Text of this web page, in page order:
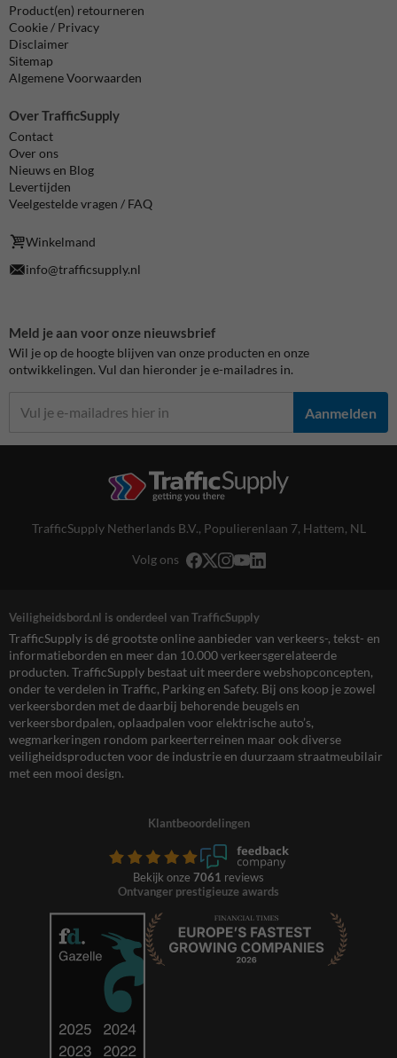
Product(en) retourneren
Cookie / Privacy
Disclaimer
Sitemap
Algemene Voorwaarden
Over TrafficSupply
Contact
Over ons
Nieuws en Blog
Levertijden
Veelgestelde vragen / FAQ
Winkelmand
info@trafficsupply.nl
Meld je aan voor onze nieuwsbrief
Wil je op de hoogte blijven van onze producten en onze
ontwikkelingen. Vul dan hieronder je e-mailadres in.
Aanmelden
TrafficSupply Netherlands B.V., Populierenlaan 7, Hattem, NL
Volg ons
Veiligheidsbord.nl is onderdeel van TrafficSupply
TrafficSupply is dé grootste online aanbieder van verkeers-, tekst- en
informatieborden en meer dan 10.000 verkeersgerelateerde
producten. TrafficSupply bestaat uit meerdere webshopconcepten,
onder te verdelen in Traffic, Parking en Safety. Bij ons koop je zowel
verkeersborden met de daarbij behorende beugels en
verkeersbordpalen, oplaadpalen voor elektrische auto’s,
wegmarkeringen rondom parkeerterreinen maar ook diverse
veiligheidsproducten voor de industrie en duurzaam straatmeubilair
met een mooi design.
Klantbeoordelingen
Bekijk onze 7061 reviews
Ontvanger prestigieuze awards